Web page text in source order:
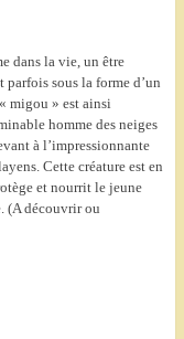
dans la vie, un être
sous la forme d’un
migou » est ainsi
homme des neiges
à l’impressionnante
Cette créature est en
et nourrit le jeune
(A découvrir ou